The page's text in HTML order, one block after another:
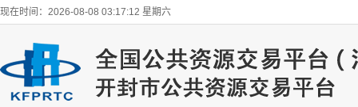
现在时间：2026-08-08 03:17:13 星期六